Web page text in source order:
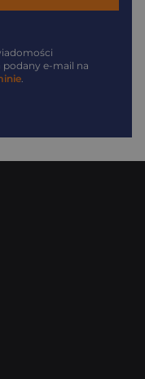
podany e-mail na
.